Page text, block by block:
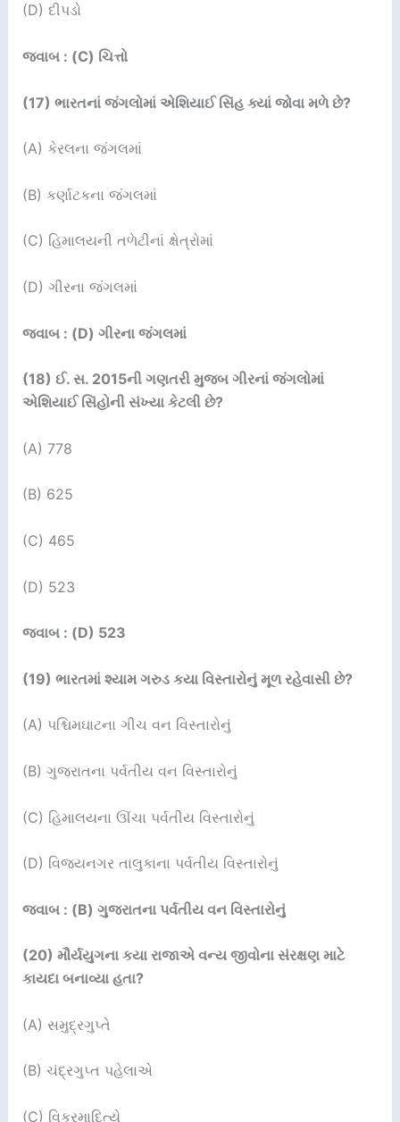
(D) દીપડો
જવાબ : (C) ચિત્તો
(17) ભારતનાં જંગલોમાં એશિયાઈ સિંહ ક્યાં જોવા મળે છે?
(A) કેરલના જંગલમાં
(B) કર્ણાટકના જંગલમાં
(C) હિમાલયની તળેટીનાં ક્ષેત્રોમાં
(D) ગીરના જંગલમાં
જવાબ : (D) ગીરના જંગલમાં
(18) ઈ. સ. 2015ની ગણતરી મુજબ ગીરનાં જંગલોમાં
એશિયાઈ સિંહોની સંખ્યા કેટલી છે?
(A) 778
(B) 625
(C) 465
(D) 523
જવાબ : (D) 523
(19) ભારતમાં શ્યામ ગરુડ કયા વિસ્તારોનું મૂળ રહેવાસી છે?
(A) પશ્ચિમઘાટના ગીચ વન વિસ્તારોનું
(B) ગુજરાતના પર્વતીય વન વિસ્તારોનું
(C) હિમાલયના ઊંચા પર્વતીય વિસ્તારોનું
(D) વિજયનગર તાલુકાના પર્વતીય વિસ્તારોનું
જવાબ : (B) ગુજરાતના પર્વતીય વન વિસ્તારોનું
(20) મૌર્યયુગના કયા રાજાએ વન્ય જીવોના સંરક્ષણ માટે
કાયદા બનાવ્યા હતા?
(A) સમુદ્રગુપ્તે
(B) ચંદ્રગુપ્ત પહેલાએ
(C) વિક્રમાદિત્યે